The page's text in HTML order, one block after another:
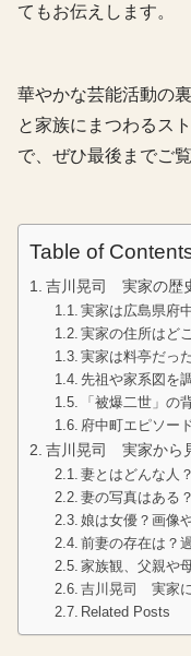
てもお伝えします。
華やかな芸能活動の
と家族にまつわるス
で、ぜひ最後までご覧
Table of
吉川晃司 実家の歴
実家は広島県府
実家の住所はど
実家は料亭だっ
先祖や家系図を
「被爆二世」の
府中町エピソー
吉川晃司 実家から
妻とはどんな人
妻の写真はある
娘は女優？画像
前妻の存在は？
家族観、父親や
吉川晃司 実家
Related Posts